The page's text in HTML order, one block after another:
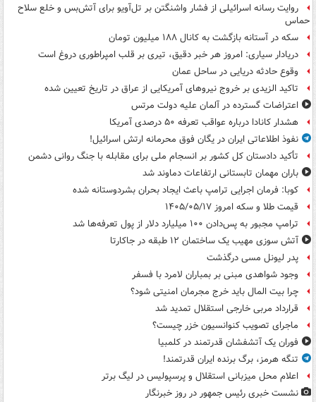
روایت رسانه اسرائیلی از فشار واشنگتن بر تل‌آویو برای آتش‌بس و خلع سلاح
حماس
سکه در آستانه بازگشت به کانال ۱۸۸ میلیون تومان
دریادار سیاری: امروز هر خبر دقیق، تیری بر قلب امپراطوری دروغ است
وقوع حادثه دریایی در ساحل عمان
تاکید الزیدی بر خروج نیروهای آمریکایی از عراق در تاریخ تعیین شده
اعتراضات گسترده در آلمان علیه دولت مرتس
هشدار کانادا درباره عواقب تعرفه ۵۰ درصدی آمریکا
نفوذ اطلاعاتی ایران در یگان فوق محرمانه ارتش اسرائیل!
تأکید دادستان کل کشور بر انسجام ملی برای مقابله با جنگ روانی دشمن
باران مهمان تابستانی ارتفاعات دماوند شد
کوبا: فرمان اجرایی ترامپ باعث ایجاد بحران بشردوستانه شده
قیمت طلا و سکه امروز ۱۴۰۵/۰۵/۱۷
ترامپ مجبور به پس‌دادن ۱۰۰ میلیارد دلار از پول تعرفه‌ها شد
آتش سوزی مهیب یک ساختمان ۱۲ طبقه در جاکارتا
پدر لیونل مسی درگذشت
وجود شواهدی مبنی بر بمباران لامرد با فسفر
چرا بیت المال باید خرج مجرمان امنیتی شود؟
قرارداد مربی خارجی استقلال تمدید شد
ماجرای تصویب کنوانسیون خزر چیست؟
فوران یک آتشفشان قدرتمند در کلمبیا
تنگه هرمز، برگ برنده ایران قدرتمند!
اعلام محل میزبانی استقلال و پرسپولیس در لیگ برتر
نشست خبری رئیس جمهور در روز خبرنگار